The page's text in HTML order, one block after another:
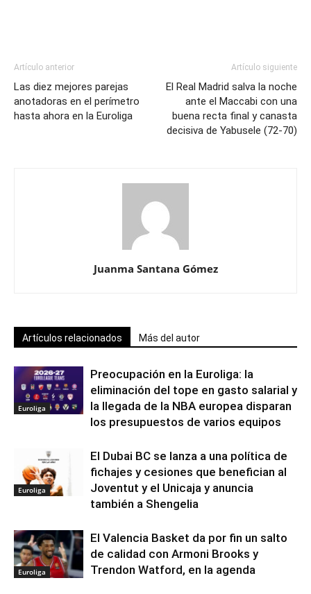
Artículo anterior
Las diez mejores parejas
anotadoras en el perímetro
hasta ahora en la Euroliga
Artículo siguiente
El Real Madrid salva la noche
ante el Maccabi con una
buena recta final y canasta
decisiva de Yabusele (72-70)
Juanma Santana Gómez
Artículos relacionados Más del autor
Euroliga
Preocupación en la Euroliga: la
eliminación del tope en gasto salarial y
la llegada de la NBA europea disparan
los presupuestos de varios equipos
Euroliga
El Dubai BC se lanza a una política de
fichajes y cesiones que benefician al
Joventut y el Unicaja y anuncia
también a Shengelia
Euroliga
El Valencia Basket da por fin un salto
de calidad con Armoni Brooks y
Trendon Watford, en la agenda